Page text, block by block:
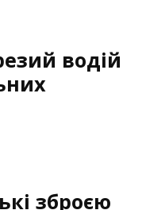
водій
зброєю